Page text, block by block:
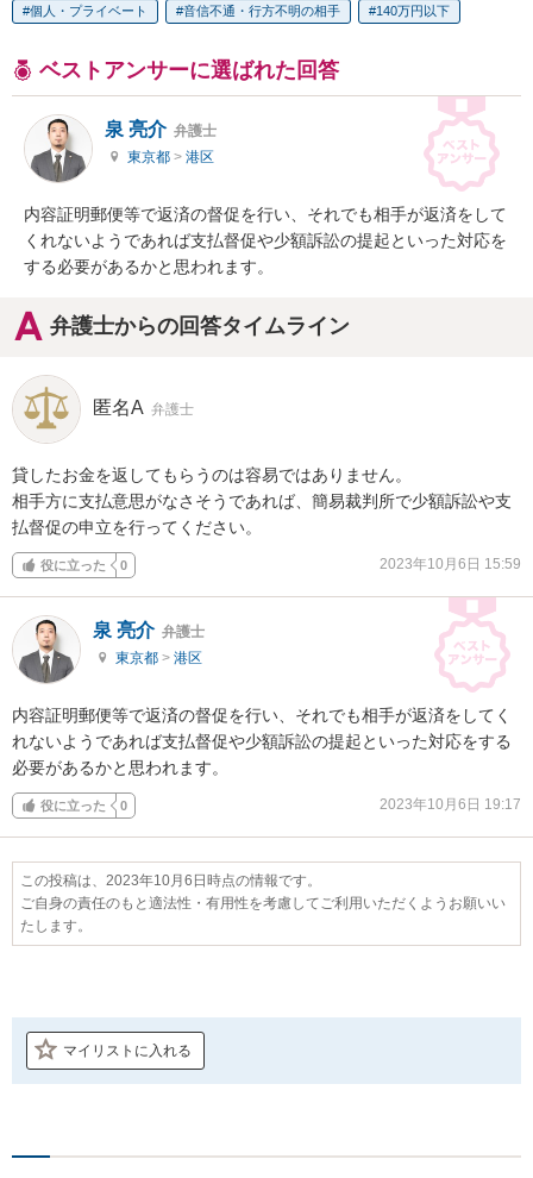
個人・プライベート 音信不通・行方不明の相手 140万円以下
ベストアンサーに選ばれた回答
泉 亮介 弁護士
東京都 > 港区
内容証明郵便等で返済の督促を行い、それでも相手が返済をして
くれないようであれば支払督促や少額訴訟の提起といった対応を
する必要があるかと思われます。
弁護士からの回答タイムライン
匿名A 弁護士
貸したお金を返してもらうのは容易ではありません。
相手方に支払意思がなさそうであれば、簡易裁判所で少額訴訟や支
払督促の申立を行ってください。
役に立った 0 2023年10月6日 15:59
泉 亮介 弁護士
東京都 > 港区
内容証明郵便等で返済の督促を行い、それでも相手が返済をしてく
れないようであれば支払督促や少額訴訟の提起といった対応をする
必要があるかと思われます。
役に立った 0 2023年10月6日 19:17
この投稿は、2023年10月6日時点の情報です。
ご自身の責任のもと適法性・有用性を考慮してご利用いただくようお願いい
たします。
マイリストに入れる